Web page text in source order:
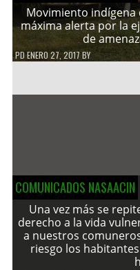
Movimiento indígena
máxima alerta por la
de
PDENERO 27, 2017 BY
COMUNICADOS NASAACIN
Una vez más se
derecho a la vida
a nuestros
riesgo los